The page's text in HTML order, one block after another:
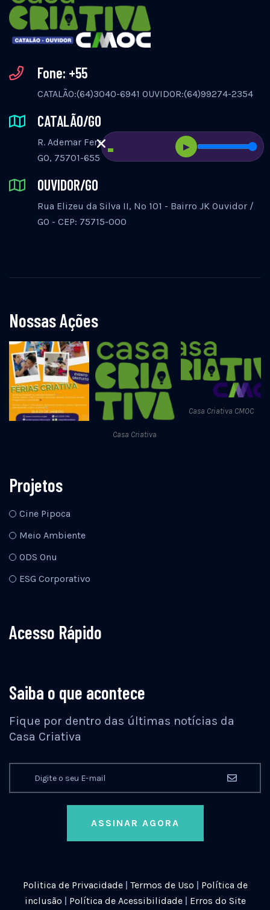
Veja se seu coletivo
foi contemplado, e
acompanhe os
próximos passos.
Você vai receber
um contato da
equipe da Casa
Fone: +55
CATALÃO:(64)3040-6941 OUVIDOR:(64)99274-2354
CATALÃO/GO
R. Ademar Ferrugem, 525 - St. Central, Catalão -
GO, 75701-655
OUVIDOR/GO
Rua Elizeu da Silva II, Nº 101 - Bairro JK Ouvidor /
GO - CEP: 75715-000
Nossas Ações
Casa Criativa
Casa Criativa CMOC
Projetos
Cine Pipoca
Meio Ambiente
ODS Onu
ESG Corporativo
Acesso Rápido
Saiba o que acontece
Fique por dentro das últimas notícias da
Casa Criativa
ASSINAR AGORA
Politica de Privacidade Termos de Uso
Política de
inclusão
Política de Acessibilidade Erros do Site
▶